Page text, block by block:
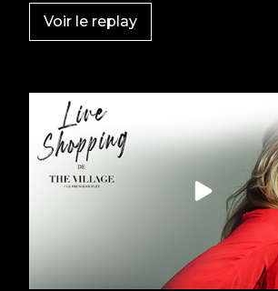
Voir le replay